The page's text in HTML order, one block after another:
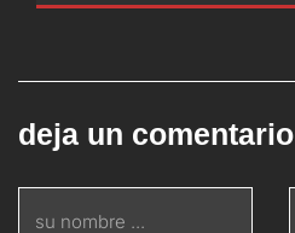
deja un comentario